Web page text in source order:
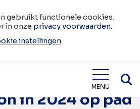
gebruikt functionele cookies.
in onze privacy voorwaarden.
instellingen
MENU
Schoon
Heel
in 2024 op pad